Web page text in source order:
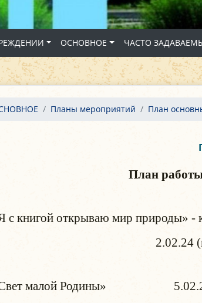
ОСНОВНОЕ ЧАСТО
Планы мероприятий План
План
с книгой открываю мир природы»
(взр.)
«Свет малой Родины»